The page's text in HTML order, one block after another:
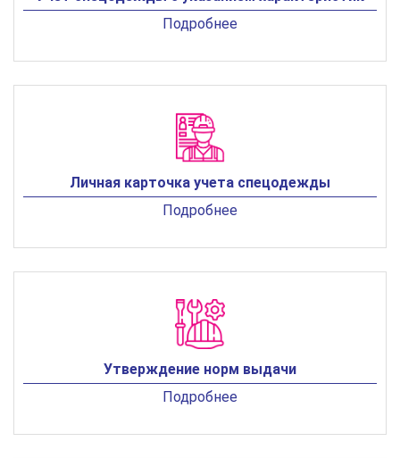
Подробнее
Личная карточка учета спецодежды
Подробнее
Утверждение норм выдачи
Подробнее